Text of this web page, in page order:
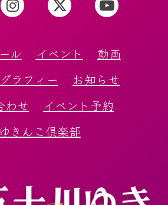
ル イベント
動画
ラフィー
お知らせ
わせ
イベント予約
ゆきんこ倶楽部